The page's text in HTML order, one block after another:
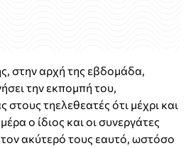
στην αρχή της εβδομάδα,
την εκπομπή του,
στους τηελεθεατές ότι μέχρι και
ο ίδιος και οι συνεργάτες
ακύτερό τους εαυτό, ωστόσο